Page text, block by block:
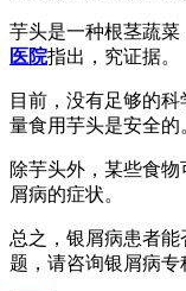
芋头是一种根茎蔬
医院指出，究证据。
目前，没有足够的
量食用芋头是安全的
除芋头外，某些食
屑病的症状。
总之，银屑病患者
题，请咨询银屑病专